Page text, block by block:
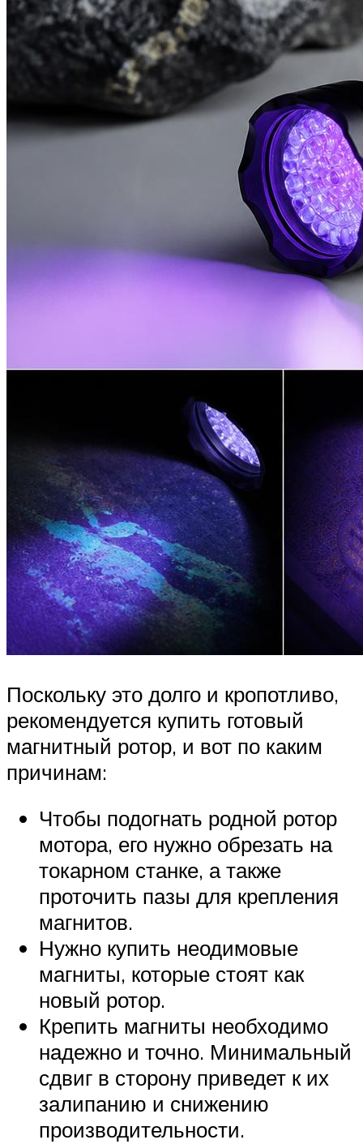
Поскольку это долго и кропотливо,
рекомендуется купить готовый
магнитный ротор, и вот по каким
причинам:
Чтобы подогнать родной ротор
мотора, его нужно обрезать на
токарном станке, а также
проточить пазы для крепления
магнитов.
Нужно купить неодимовые
магниты, которые стоят как
новый ротор.
Крепить магниты необходимо
надежно и точно. Минимальный
сдвиг в сторону приведет к их
залипанию и снижению
производительности.